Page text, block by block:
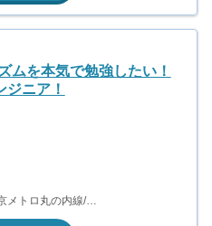
ムを本気で勉強したい！
ジニア！
本郷三丁目駅より徒歩2分（東京メトロ丸の内線/都営地下鉄大江戸線）